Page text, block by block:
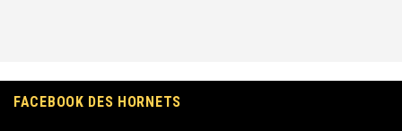
FACEBOOK DES HORNETS